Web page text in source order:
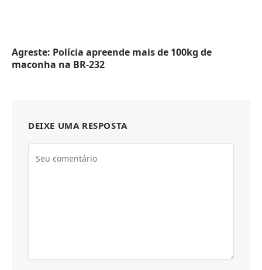
Agreste: Polícia apreende mais de 100kg de
maconha na BR-232
DEIXE UMA RESPOSTA